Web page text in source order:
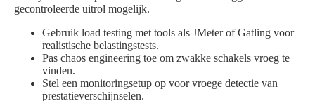
gecontroleerde uitrol mogelijk.
Gebruik load testing met tools als JMeter of Gatling voor
realistische belastingstests.
Pas chaos engineering toe om zwakke schakels vroeg te
vinden.
Stel een monitoringsetup op voor vroege detectie van
prestatieverschijnselen.